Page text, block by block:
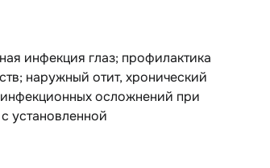
инфекция глаз; профилактика
наружный отит, хронический
осложнений при
установленной